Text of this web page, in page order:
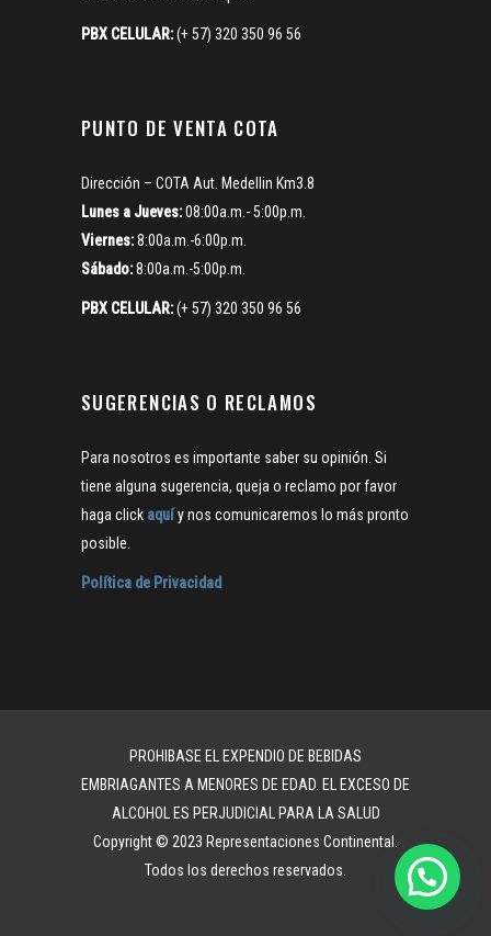
PBX CELULAR:(+ 57) 320 350 96 56
PUNTO DE VENTA COTA
Dirección – COTA Aut. Medellin Km3.8
Lunes a Jueves:08:00a.m.- 5:00p.m.
Viernes:8:00a.m.-6:00p.m.
Sábado:8:00a.m.-5:00p.m.
PBX CELULAR:(+ 57) 320 350 96 56
SUGERENCIAS O RECLAMOS
Para nosotros es importante saber su opinión. Si
tiene alguna sugerencia, queja o reclamo por favor
haga click aquíy nos comunicaremos lo más pronto
posible.
Política de Privacidad
PROHIBASE EL EXPENDIO DE BEBIDAS
EMBRIAGANTES A MENORES DE EDAD. EL EXCESO DE
ALCOHOL ES PERJUDICIAL PARA LA SALUD
Copyright © 2023 Representaciones Continental.
Todos los derechos reservados.